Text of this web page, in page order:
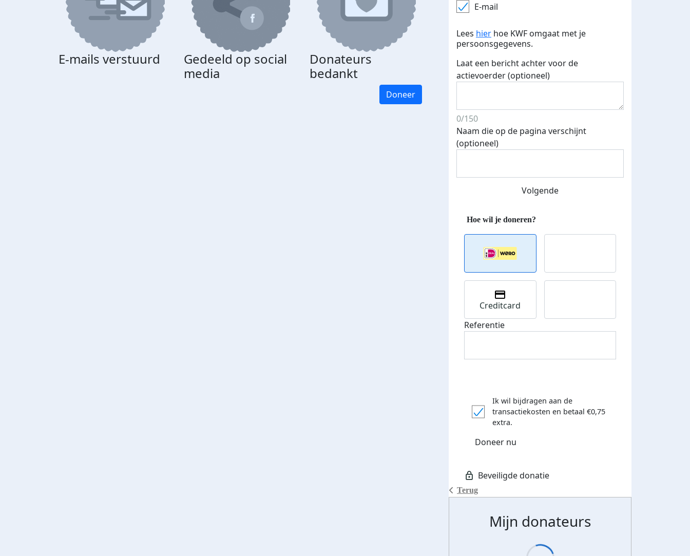
E-mails verstuurd
Gedeeld op social
media
Donateurs
bedankt
Doneer
E-mail
Lees hier hoe KWF omgaat met je
persoonsgegevens.
Laat een bericht achter voor de
actievoerder (optioneel)
0/150
Naam die op de pagina verschijnt
(optioneel)
Volgende
Terug
Creditcard
Referentie
Ik wil bijdragen aan de
transactiekosten en betaal €0,75
extra.
Doneer nu
Mijn donateurs